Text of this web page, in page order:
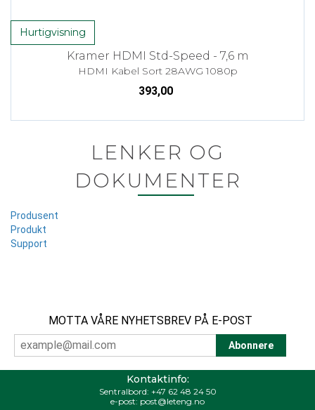
Hurtigvisning
Kramer HDMI Std-Speed - 7,6 m
HDMI Kabel Sort 28AWG 1080p
393,00
LENKER OG
DOKUMENTER
Produsent
Produkt
Support
MOTTA VÅRE NYHETSBREV PÅ E-POST
Kontaktinfo:
Sentralbord: +47 62 48 24 50
e-post: post@leteng.no